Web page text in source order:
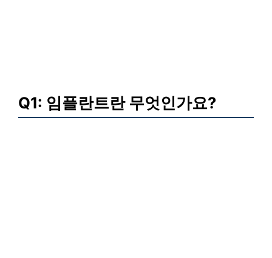
Q1: 임플란트란 무엇인가요?